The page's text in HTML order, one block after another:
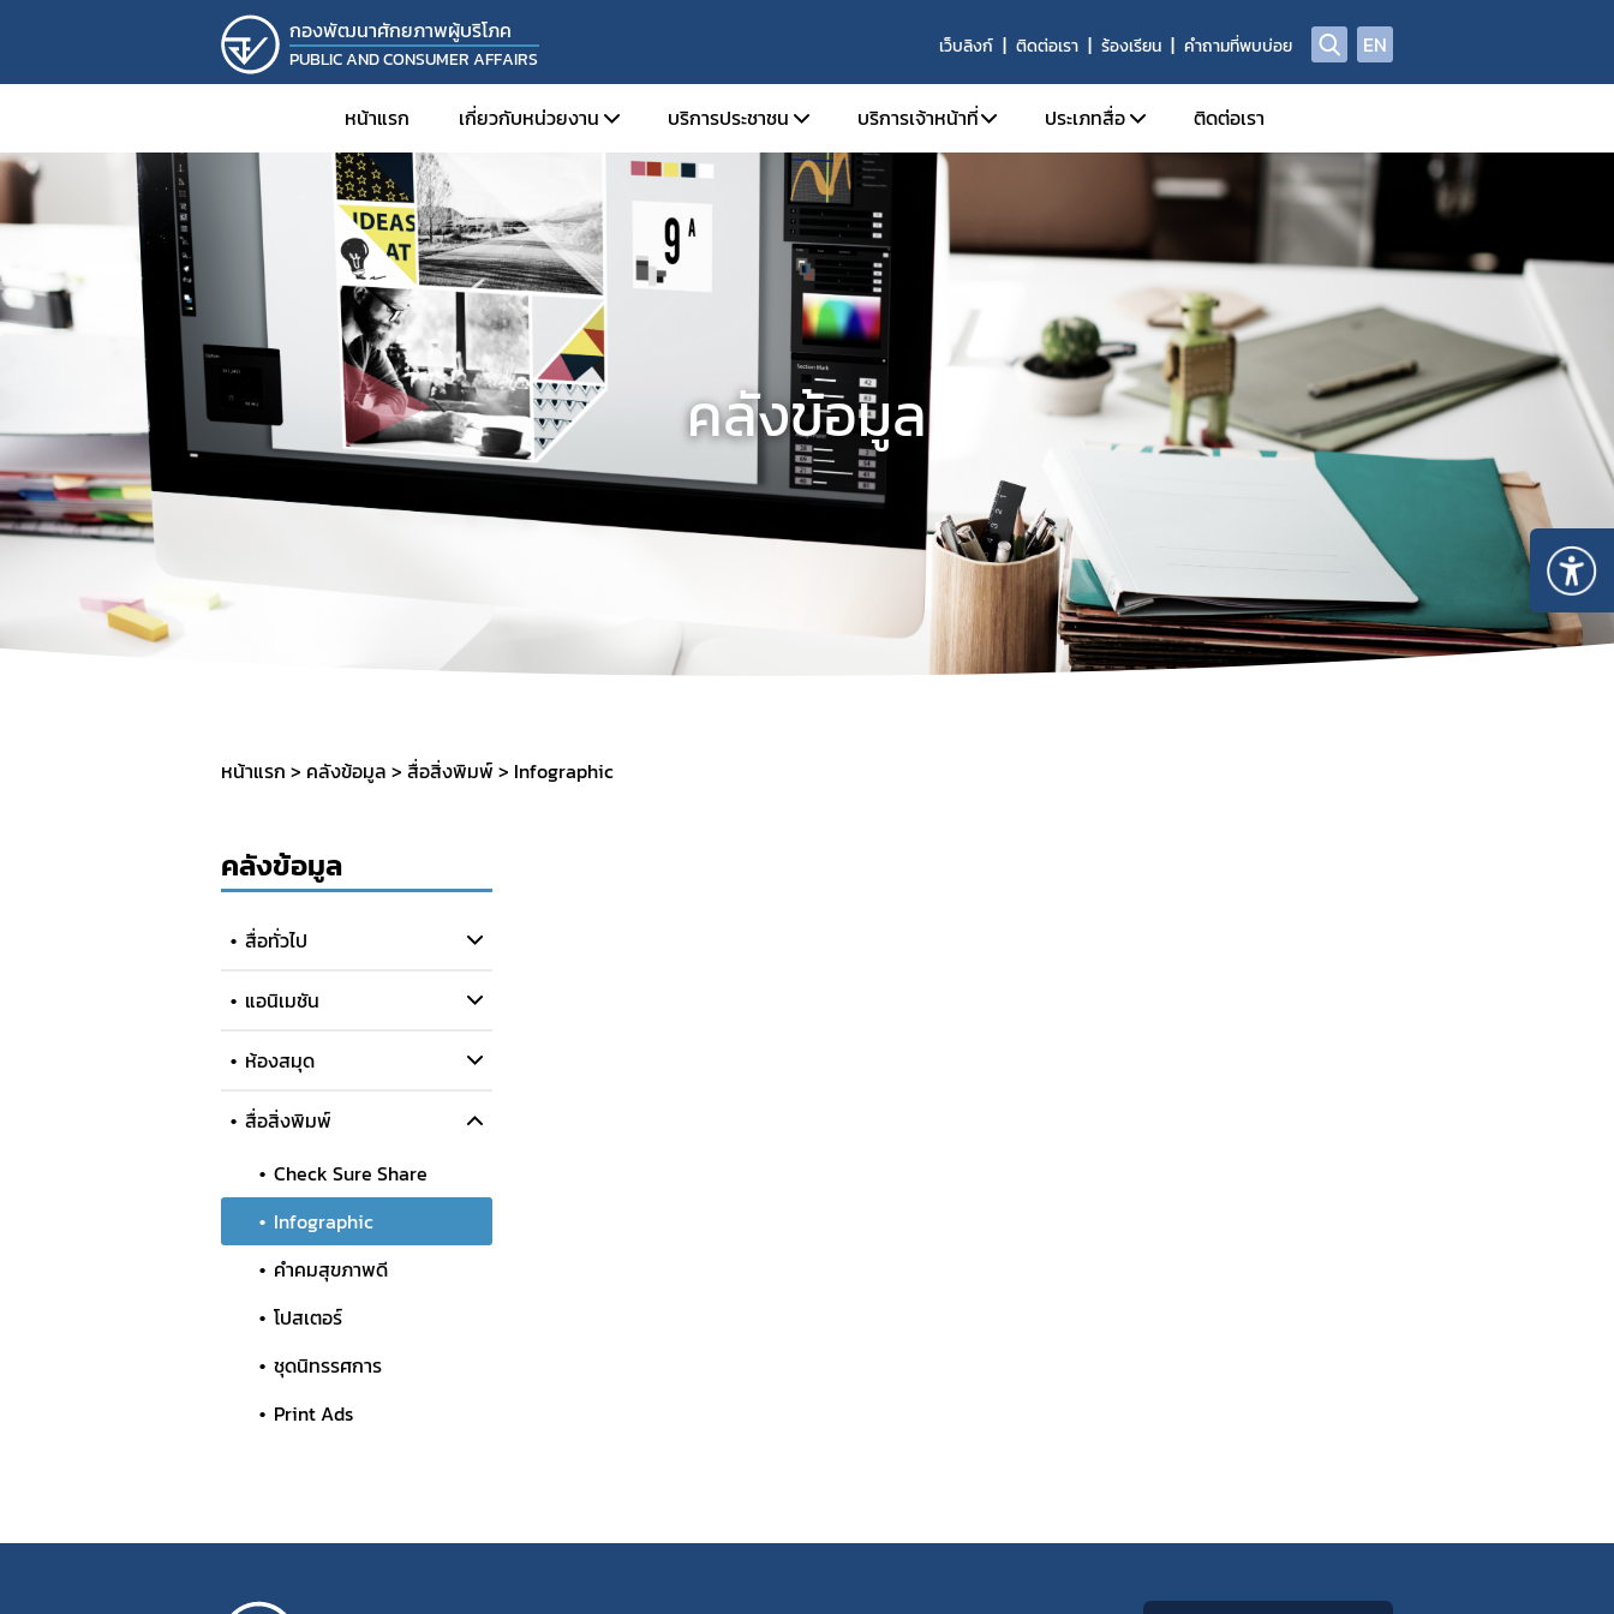
กองพัฒนาศักยภาพผู้บริโภค
PUBLIC AND CONSUMER AFFAIRS
เว็บลิงก์ ติดต่อเรา ร้องเรียน คำถามที่พบบ่อย EN
หน้าแรก เกี่ยวกับหน่วยงาน
ประวัติความเป็นมา
วิสัยทัศน์ พันธกิจ และหน้าที่ความรับผิดชอบ
โครงสร้าง
บุคลากร
รายงานประจำปี
KM
งานวิจัย
โครงการที่เกี่ยวข้อง
กิจกรรม
บริการประชาชน
ตรวจสอบผลิตภัณฑ์
คำถามที่พบบ่อย (FAQs)
บริการเจ้าหน้าที่
SKYNET
รายงานการวิเคราะห์ข่าวประจำวัน
รายงานผลการดำเนินงานด้านข่าวประจำสัปดาห์
รายงานผลการดำเนินงานด้านข่าวประจำเดือน
จองห้องประชุมห้องอบรม
ประเภทสื่อ
อินโฟกราฟิก
Check Sure Share
ผลิตภัณฑ์ผิดกฎหมาย
แอนิเมชัน
ติดต่อเรา
คลังข้อมูล
หน้าแรก คลังข้อมูล สื่อสิ่งพิมพ์ Infographic
คลังข้อมูล
สื่อทั่วไป
แอนิเมชัน
ห้องสมุด
สื่อสิ่งพิมพ์
Check Sure Share
Infographic
คำคมสุขภาพดี
โปสเตอร์
ชุดนิทรรศการ
Print Ads